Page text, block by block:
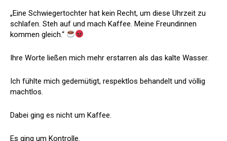
„Eine Schwiegertochter hat kein Recht, um diese Uhrzeit zu
schlafen. Steh auf und mach Kaffee. Meine Freundinnen
kommen gleich.“
Ihre Worte ließen mich mehr erstarren als das kalte Wasser.
Ich fühlte mich gedemütigt, respektlos behandelt und völlig
machtlos.
Dabei ging es nicht um Kaffee.
Es ging um Kontrolle.